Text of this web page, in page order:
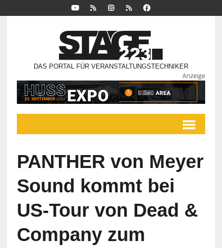
DAS PORTAL FÜR VERANSTALTUNGSTECHNIKER
Anzeige
PANTHER von Meyer
Sound kommt bei
US-Tour von Dead &
Company zum